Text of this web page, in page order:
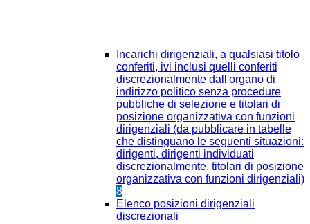
Incarichi dirigenziali, a qualsiasi titolo
conferiti, ivi inclusi quelli conferiti
discrezionalmente dall'organo di
indirizzo politico senza procedure
pubbliche di selezione e titolari di
posizione organizzativa con funzioni
dirigenziali (da pubblicare in tabelle
che distinguano le seguenti situazioni:
dirigenti, dirigenti individuati
discrezionalmente, titolari di posizione
organizzativa con funzioni dirigenziali)
8
Elenco posizioni dirigenziali
discrezionali